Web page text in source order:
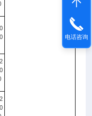
电话咨询